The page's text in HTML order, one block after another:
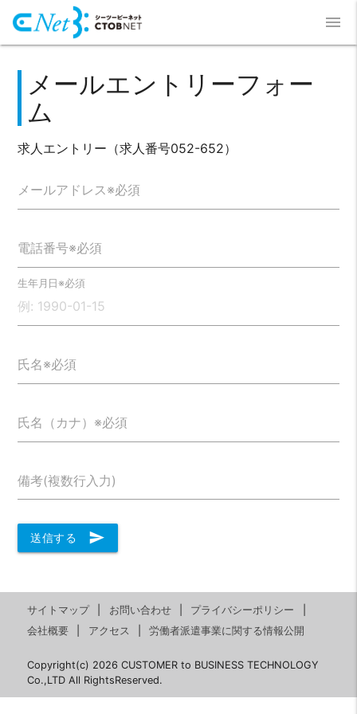
menu
メールエントリーフォー
ム
求人エントリー（求人番号052-652）
メールアドレス※必須
電話番号※必須
生年月日※必須
氏名※必須
氏名（カナ）※必須
備考(複数行入力)
送信する send
サイトマップ お問い合わせ
プライバシーポリシー
会社概要
アクセス 労働者派遣事業に関する情報公開
Copyright(c) 2026 CUSTOMER to BUSINESS TECHNOLOGY
Co.,LTD All RightsReserved.